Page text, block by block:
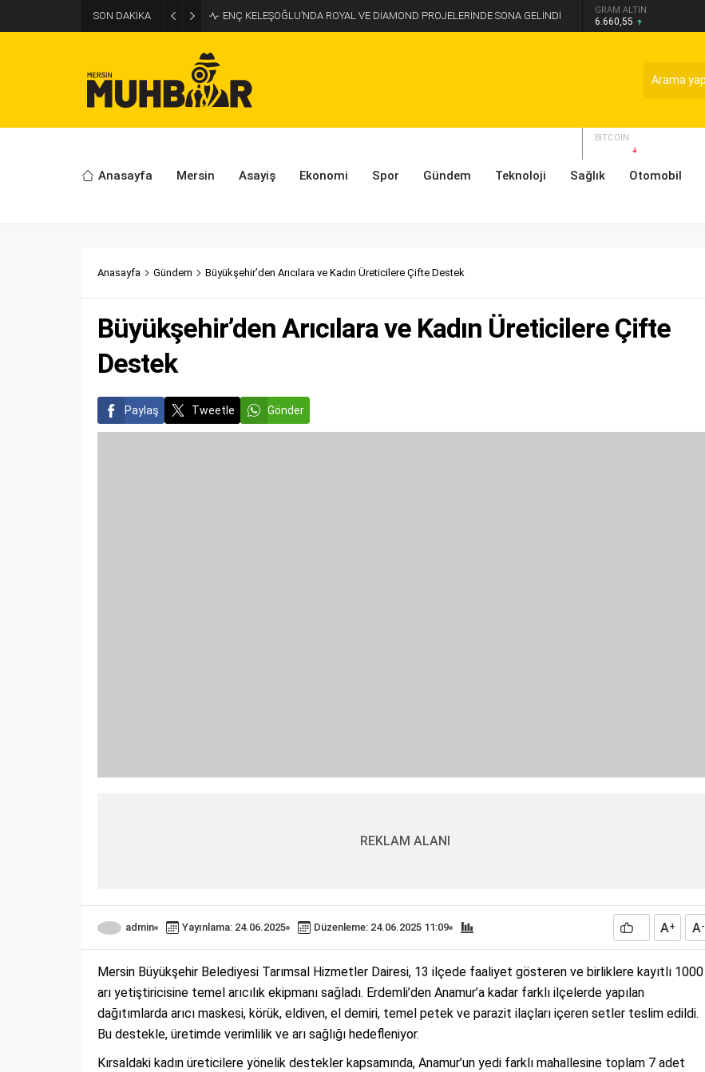
SON DAKİKA ENÇ KELEŞOĞLU’NDA ROYAL VE DİAMOND PROJELERİNDE SONA GELİNDİ GRAM ALTIN
6.660,55
BITCOIN
Anasayfa Mersin Asayiş Ekonomi Spor Gündem Teknoloji Sağlık Otomobil
Anasayfa Gündem Büyükşehir’den Arıcılara ve Kadın Üreticilere Çifte Destek
Büyükşehir’den Arıcılara ve Kadın Üreticilere Çifte
Destek
Paylaş Tweetle Gönder
REKLAM ALANI
admin Yayınlama: 24.06.2025 Düzenleme: 24.06.2025 11:09 A+ A-
Mersin Büyükşehir Belediyesi Tarımsal Hizmetler Dairesi, 13 ilçede faaliyet gösteren ve birliklere kayıtlı 1000
arı yetiştiricisine temel arıcılık ekipmanı sağladı. Erdemli’den Anamur’a kadar farklı ilçelerde yapılan
dağıtımlarda arıcı maskesi, körük, eldiven, el demiri, temel petek ve parazit ilaçları içeren setler teslim edildi.
Bu destekle, üretimde verimlilik ve arı sağlığı hedefleniyor.
Kırsaldaki kadın üreticilere yönelik destekler kapsamında, Anamur’un yedi farklı mahallesine toplam 7 adet